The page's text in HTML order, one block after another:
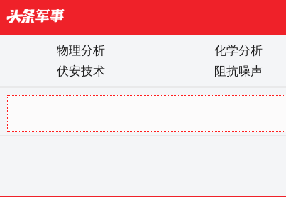
物理分析 化学分析
伏安技术
阻抗噪声